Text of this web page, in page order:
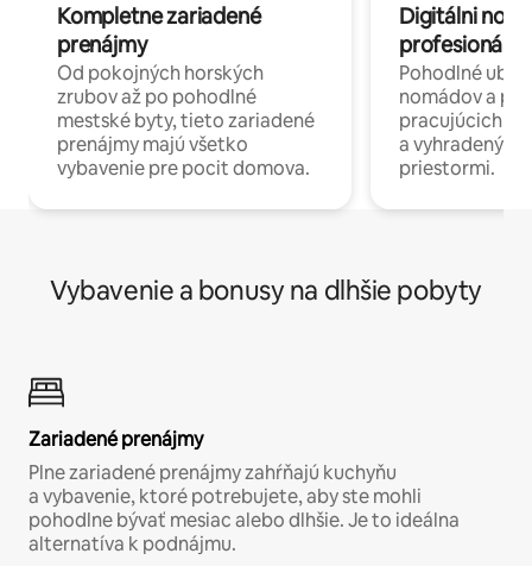
Kompletne zariadené
prenájmy
Od pokojných horských
zrubov až po pohodlné
mestské byty, tieto zariadené
prenájmy majú všetko
vybavenie pre pocit domova.
Digitálni
profesionáli
Pohodlné
nomádov a
pracujúcich
a
priestormi.
Vybavenie a bonusy na dlhšie pobyty
Zariadené prenájmy
Plne zariadené prenájmy zahŕňajú kuchyňu
a vybavenie, ktoré potrebujete, aby ste mohli
pohodlne bývať mesiac alebo dlhšie. Je to ideálna
alternatíva k podnájmu.